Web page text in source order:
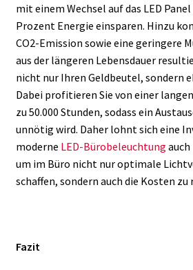
mit einem Wechsel auf das LED
Prozent Energie einsparen. Hinzu
CO2-Emission sowie eine geringere
aus der längeren Lebensdauer
nicht nur Ihren Geldbeutel, sondern
Dabei profitieren Sie von einer
zu 50.000 Stunden, sodass ein
unnötig wird. Daher lohnt sich eine
moderne LED-Bürobeleuchtung
um im Büro nicht nur optimale
schaffen, sondern auch die Kosten zu
Fazit